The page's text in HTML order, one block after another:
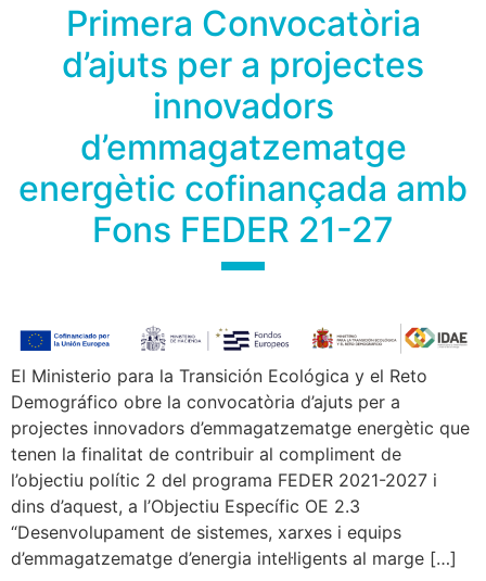
Primera Convocatòria
d’ajuts per a projectes
innovadors
d’emmagatzematge
energètic cofinançada amb
Fons FEDER 21-27
El Ministerio para la Transición Ecológica y el Reto
Demográfico obre la convocatòria d’ajuts per a
projectes innovadors d’emmagatzematge energètic que
tenen la finalitat de contribuir al compliment de
l’objectiu polític 2 del programa FEDER 2021-2027 i
dins d’aquest, a l’Objectiu Específic OE 2.3
“Desenvolupament de sistemes, xarxes i equips
d’emmagatzematge d’energia intel·ligents al marge […]